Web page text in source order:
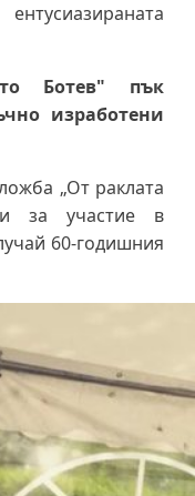
Ботев" пък
изработени
„От раклата
за участие в
60-годишния